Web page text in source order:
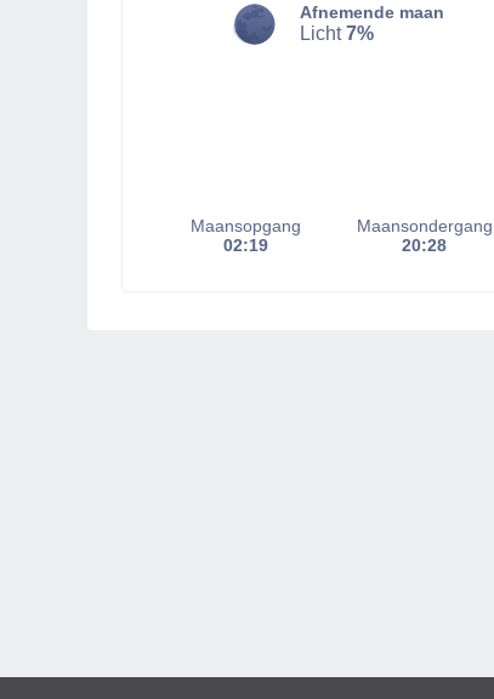
Afnemende maan
Licht7%
Maansopgang
02:19
Maansondergang
20:28